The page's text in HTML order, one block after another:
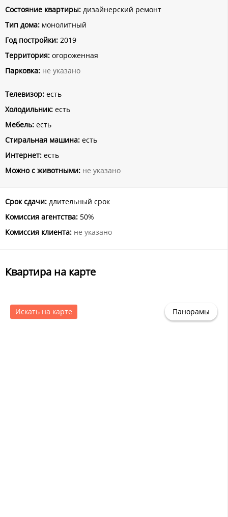
Состояние квартиры: дизайнерский ремонт
Тип дома: монолитный
Год постройки: 2019
Территория: огороженная
Парковка: не указано
Телевизор: есть
Холодильник: есть
Мебель: есть
Стиральная машина: есть
Интернет: есть
Можно с животными: не указано
Срок сдачи: длительный срок
Комиссия агентства: 50%
Комиссия клиента: не указано
Квартира на карте
Искать на карте Панорамы